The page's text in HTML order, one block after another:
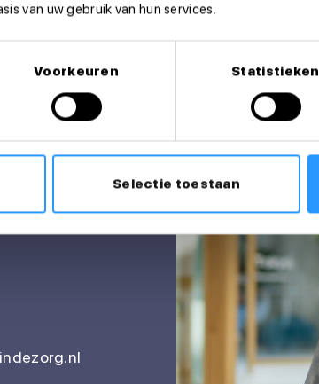
van uw gebruik van hun services.
Voorkeuren Statistieken
Selectie toestaan